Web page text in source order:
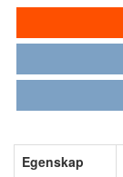
Egenskap